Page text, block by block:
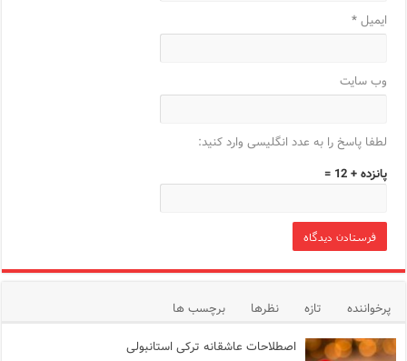
ایمیل*
وب‌ سایت
لطفا پاسخ را به عدد انگلیسی وارد کنید:
پانزده + 12 =
پرخواننده تازه نظرها
برچسب ها
اصطلاحات عاشقانه ترکی استانبولی